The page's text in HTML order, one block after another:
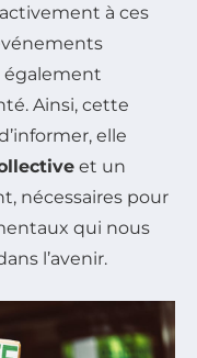
à ces
Ainsi, cette
elle
et un
nécessaires pour
qui nous
l’avenir.